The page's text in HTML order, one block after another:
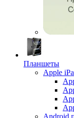
Планшеты
Apple
Android